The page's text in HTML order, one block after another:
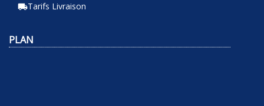
local_shippingTarifs Livraison
PLAN